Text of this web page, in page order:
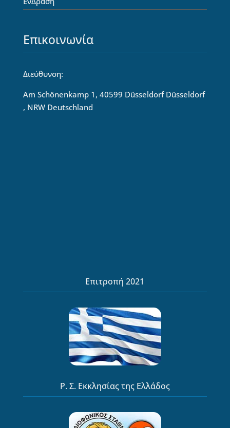
Επικοινωνία
Διεύθυνση:
Am Schönenkamp 1, 40599 Düsseldorf Düsseldorf
, NRW Deutschland
Επιτροπή 2021
Ρ. Σ. Εκκλησίας της Ελλάδος